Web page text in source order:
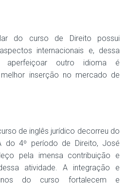
do curso de Direito possui
internacionais e, dessa
aperfeiçoar outro idioma é
inserção no mercado de
de inglês jurídico decorreu do
do 4º período de Direito, José
pela imensa contribuição e
atividade. A integração e
do curso fortalecem e